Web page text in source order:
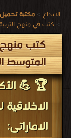
الابداع > مكتبة
> كتب في منهج
كتب منهج
المتوسط
🏆 💪
الاماراتى: